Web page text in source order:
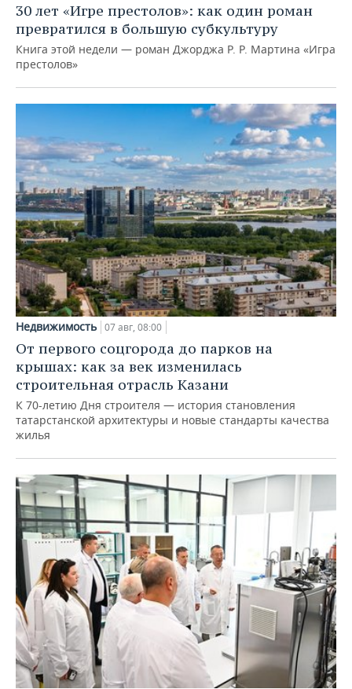
30 лет «Игре престолов»: как один роман
превратился в большую субкультуру
Книга этой недели — роман Джорджа Р. Р. Мартина «Игра
престолов»
Недвижимость 07 авг, 08:00
От первого соцгорода до парков на
крышах: как за век изменилась
строительная отрасль Казани
К 70-летию Дня строителя — история становления
татарстанской архитектуры и новые стандарты качества
жилья